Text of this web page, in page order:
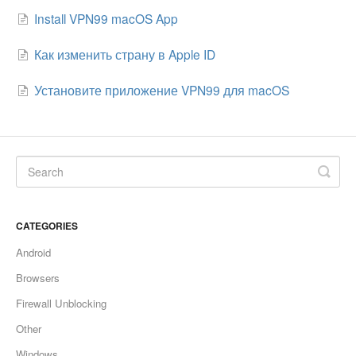
Install VPN99 macOS App
Как изменить страну в Apple ID
Установите приложение VPN99 для macOS
CATEGORIES
Android
Browsers
Firewall Unblocking
Other